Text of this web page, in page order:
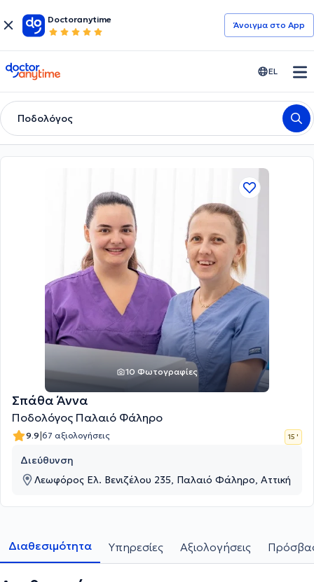
Doctoranytime
Άνοιγμα στο App
doctoranytime EL
Ποδολόγος
10 Φωτογραφίες
Σπάθα Άννα
Ποδολόγος Παλαιό Φάληρο
9.9|67 αξιολογήσεις 15 '
Διεύθυνση
Λεωφόρος Ελ. Βενιζέλου 235, Παλαιό Φάληρο, Αττική
Διαθεσιμότητα Υπηρεσίες Αξιολογήσεις